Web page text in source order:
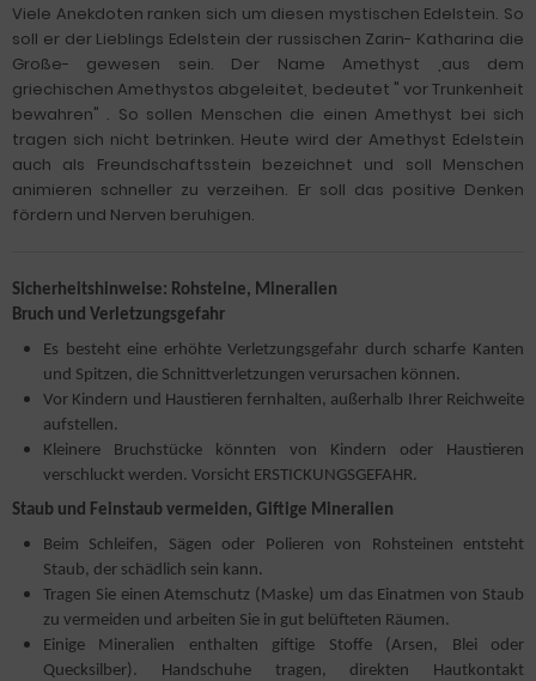
Viele Anekdoten ranken sich um diesen mystischen Edelstein. So
soll er der Lieblings Edelstein der russischen Zarin- Katharina die
Große- gewesen sein. Der Name Amethyst ,aus dem
griechischen Amethystos abgeleitet, bedeutet " vor Trunkenheit
bewahren" . So sollen Menschen die einen Amethyst bei sich
tragen sich nicht betrinken. Heute wird der Amethyst Edelstein
auch als Freundschaftsstein bezeichnet und soll Menschen
animieren schneller zu verzeihen. Er soll das positive Denken
fördern und Nerven beruhigen.
Sicherheitshinweise: Rohsteine, Mineralien
Bruch und Verletzungsgefahr
Es besteht eine erhöhte Verletzungsgefahr durch scharfe Kanten
und Spitzen, die Schnittverletzungen verursachen können.
Vor Kindern und Haustieren fernhalten, außerhalb Ihrer Reichweite
aufstellen.
Kleinere Bruchstücke könnten von Kindern oder Haustieren
verschluckt werden. Vorsicht ERSTICKUNGSGEFAHR.
Staub und Feinstaub vermeiden, Giftige Mineralien
Beim Schleifen, Sägen oder Polieren von Rohsteinen entsteht
Staub, der schädlich sein kann.
Tragen Sie einen Atemschutz (Maske) um das Einatmen von Staub
zu vermeiden und arbeiten Sie in gut belüfteten Räumen.
Einige Mineralien enthalten giftige Stoffe (Arsen, Blei oder
Quecksilber). Handschuhe tragen, direkten Hautkontakt